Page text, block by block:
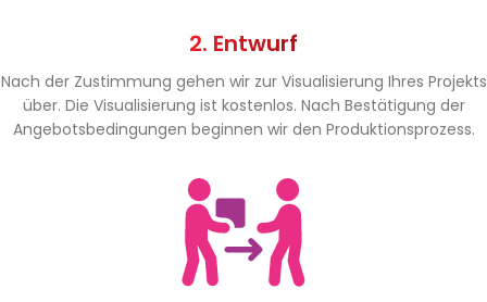
2. Entwurf
Nach der Zustimmung gehen wir zur Visualisierung Ihres Projekts
über. Die Visualisierung ist kostenlos. Nach Bestätigung der
Angebotsbedingungen beginnen wir den Produktionsprozess.